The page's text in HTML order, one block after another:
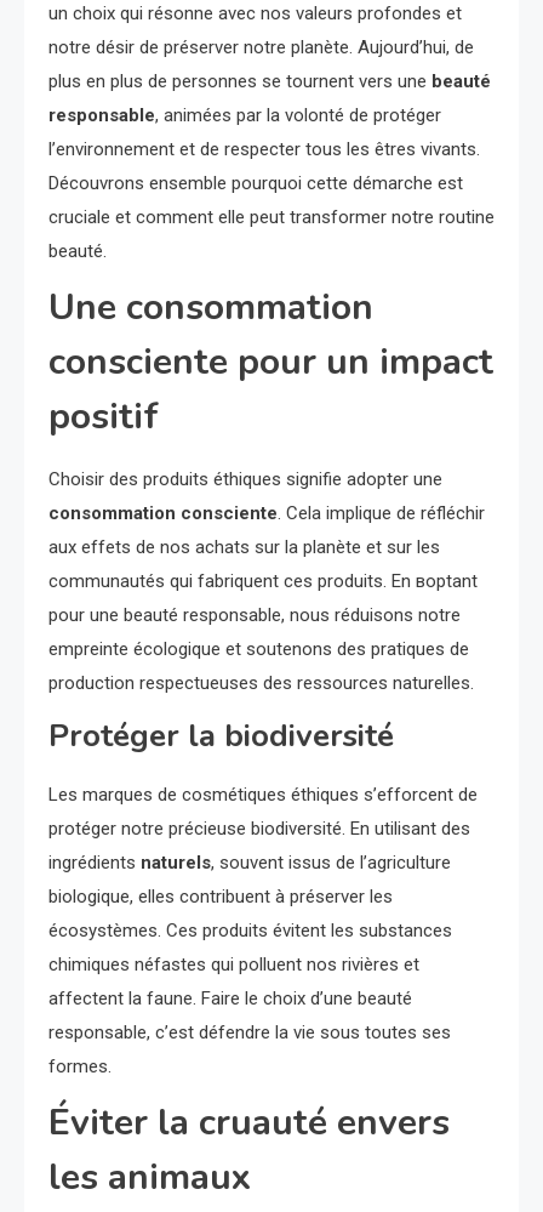
un choix qui résonne avec nos valeurs profondes et
notre désir de préserver notre planète. Aujourd’hui, de
plus en plus de personnes se tournent vers une beauté
responsable, animées par la volonté de protéger
l’environnement et de respecter tous les êtres vivants.
Découvrons ensemble pourquoi cette démarche est
cruciale et comment elle peut transformer notre routine
beauté.
Une consommation
consciente pour un impact
positif
Choisir des produits éthiques signifie adopter une
consommation consciente. Cela implique de réfléchir
aux effets de nos achats sur la planète et sur les
communautés qui fabriquent ces produits. En вoptant
pour une beauté responsable, nous réduisons notre
empreinte écologique et soutenons des pratiques de
production respectueuses des ressources naturelles.
Protéger la biodiversité
Les marques de cosmétiques éthiques s’efforcent de
protéger notre précieuse biodiversité. En utilisant des
ingrédients naturels, souvent issus de l’agriculture
biologique, elles contribuent à préserver les
écosystèmes. Ces produits évitent les substances
chimiques néfastes qui polluent nos rivières et
affectent la faune. Faire le choix d’une beauté
responsable, c’est défendre la vie sous toutes ses
formes.
Éviter la cruauté envers
les animaux